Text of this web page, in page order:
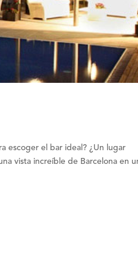
escoger el bar ideal? ¿Un lugar
vista increíble de Barcelona en